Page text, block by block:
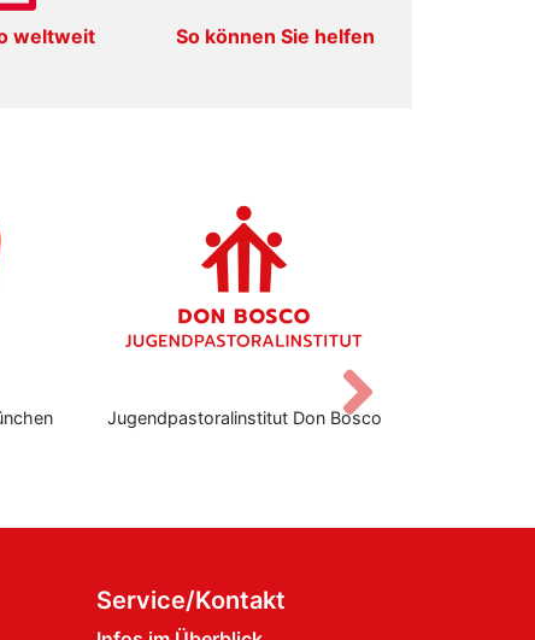
weltweit So können Sie helfen
Bosco Don Bosco Stiftungszentrum
Vor
Service/Kontakt